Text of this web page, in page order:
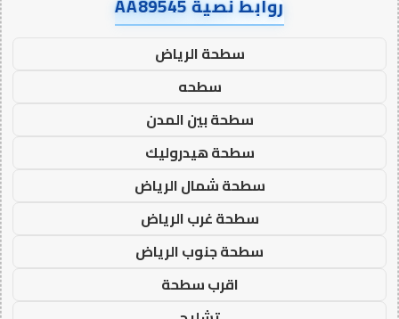
سطحة الرياض
سطحه
سطحة بين المدن
سطحة هيدروليك
سطحة شمال الرياض
سطحة غرب الرياض
سطحة جنوب الرياض
اقرب سطحة